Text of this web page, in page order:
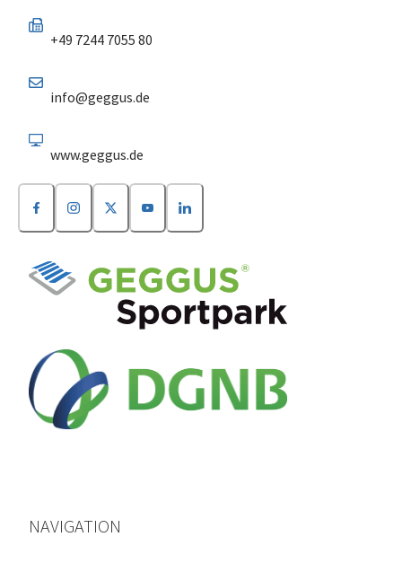
+49 7244 7055 80
info@geggus.de
www.geggus.de
NAVIGATION